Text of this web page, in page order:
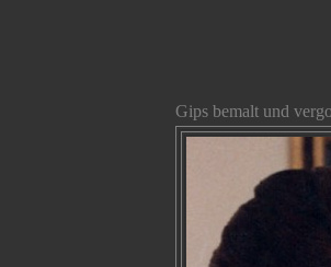
Gips bemalt und